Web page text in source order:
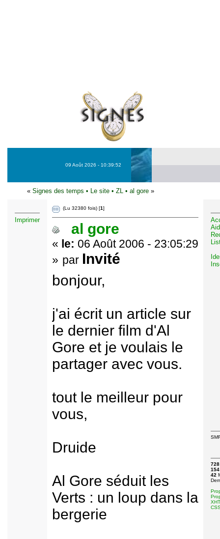
09 Août 2026 - 10:39:52
« Signes des temps • Le site • ZL • al gore »
Imprimer
(Lu 32380 fois) [1]
al gore
« le: 06 Août 2006 - 23:05:29
» par Invité
bonjour,
j'ai écrit un article sur
le dernier film d'Al
Gore et je voulais le
partager avec vous.
tout le meilleur pour
vous,
Druide
Al Gore séduit les
Verts : un loup dans la
bergerie
728
154
42